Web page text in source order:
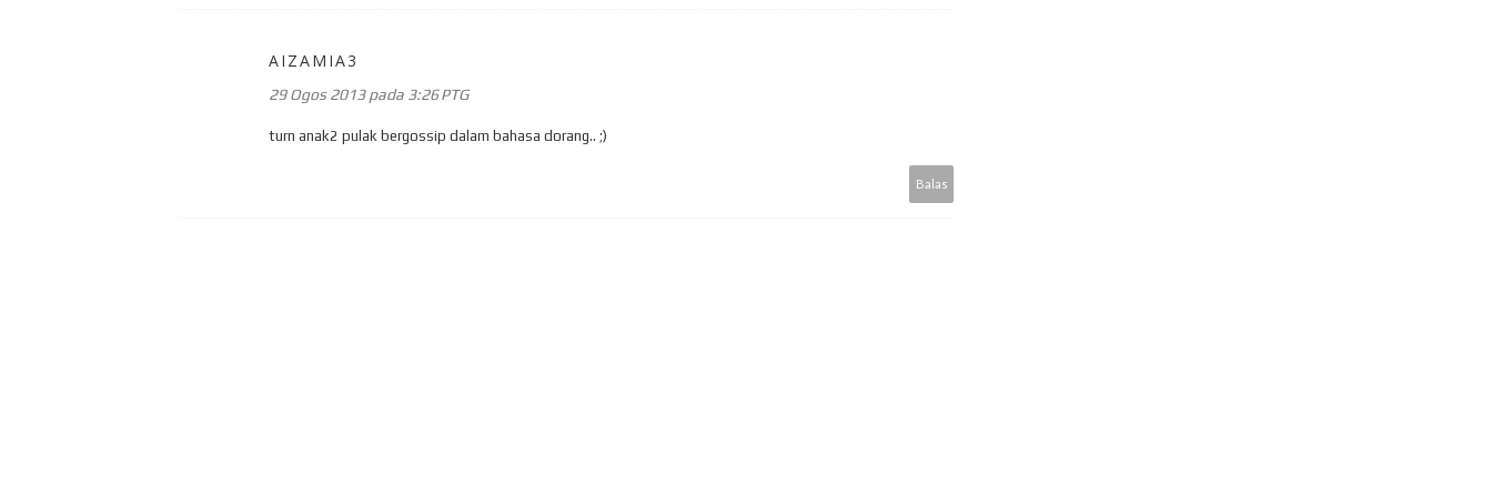
AIZAMIA3
29 Ogos 2013 pada 3:26 PTG
turn anak2 pulak bergossip dalam bahasa dorang.. ;)
Balas